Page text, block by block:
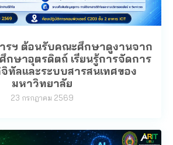
รฯ ต้อนรับคณะศึกษาดูงานจาก
กษาอุตรดิตถ์ เรียนรู้การจัดการ
ทัลและระบบสารสนเทศของ
มหาวิทยาลัย
23 กรกฎาคม 2569